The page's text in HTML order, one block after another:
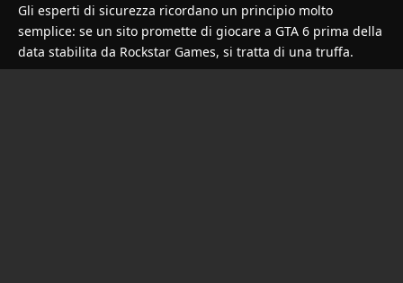
Gli esperti di sicurezza ricordano un principio molto
semplice: se un sito promette di giocare a GTA 6 prima della
data stabilita da Rockstar Games, si tratta di una truffa.